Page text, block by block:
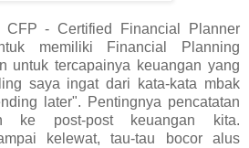
CFP - Certified Financial Planner
memiliki Financial Planning
untuk tercapainya keuangan yang
saya ingat dari kata-kata mbak
later". Pentingnya pencatatan
ke post-post keuangan kita.
kelewat, tau-tau bocor alus